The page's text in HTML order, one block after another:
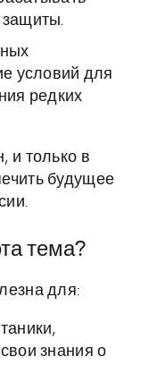
условий для
редких
и только в
будущее
тема?
для:
знания о